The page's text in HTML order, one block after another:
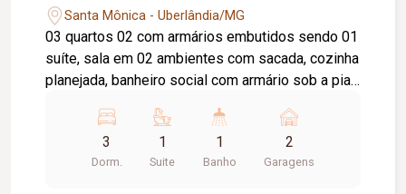
Santa Mônica - Uberlândia/MG
03 quartos 02 com armários embutidos sendo 01
suíte, sala em 02 ambientes com sacada, cozinha
planejada, banheiro social com armário sob a pia
de garagem presa. Condomínio com elevador,
salão de festa, gás encanado e água inclusa. Taxa
de condomínio já inclusa no valor do
3
Dorm.
1
Suite
1
Banho
2
Garagens